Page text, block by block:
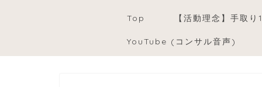
Top 【活動理念】手取
YouTube (コンサル音声)